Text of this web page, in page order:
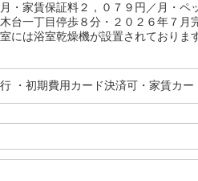
・家賃保証料２，０７９円／月・
台一丁目停歩８分・２０２６年７月
には浴室乾燥機が設置されており
・初期費用カード決済可・家賃カー